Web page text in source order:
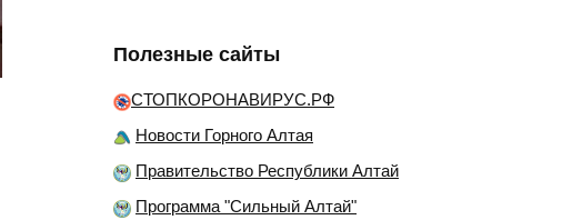
Полезные сайты
СТОПКОРОНАВИРУС.РФ
Новости Горного Алтая
Правительство Республики Алтай
Программа "Сильный Алтай"